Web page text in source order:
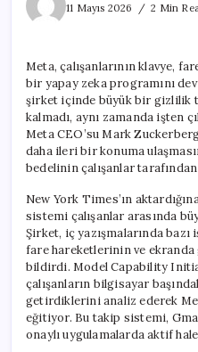
11 Mayıs 2026
2 Min
Meta, çalışanlarının klavye,
bir yapay zeka programını
şirket içinde büyük bir gizlilik
kalmadı, aynı zamanda işten
Meta CEO’su Mark
daha ileri bir konuma
bedelinin çalışanlar
New York Times’ın
sistemi çalışanlar arasında
Şirket, iç yazışmalarında bazı
fare hareketlerinin ve
bildirdi. Model Capability
çalışanların bilgisayar
getirdiklerini analiz ederek
eğitiyor. Bu takip sistemi,
onaylı uygulamalarda aktif